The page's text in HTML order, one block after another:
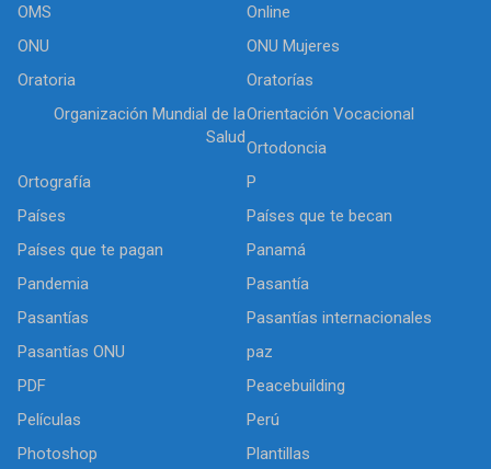
OMS
Online
ONU
ONU Mujeres
Oratoria
Oratorías
Organización Mundial de la
Salud
Orientación Vocacional
Ortodoncia
Ortografía
P
Países
Países que te becan
Países que te pagan
Panamá
Pandemia
Pasantía
Pasantías
Pasantías internacionales
Pasantías ONU
paz
PDF
Peacebuilding
Películas
Perú
Photoshop
Plantillas